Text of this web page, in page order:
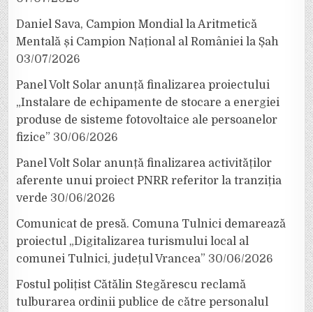
Daniel Sava, Campion Mondial la Aritmetică
Mentală și Campion Național al României la Șah
03/07/2026
Panel Volt Solar anunță finalizarea proiectului
„Instalare de echipamente de stocare a energiei
produse de sisteme fotovoltaice ale persoanelor
fizice” 30/06/2026
Panel Volt Solar anunță finalizarea activităților
aferente unui proiect PNRR referitor la tranziția
verde 30/06/2026
Comunicat de presă. Comuna Tulnici demarează
proiectul „Digitalizarea turismului local al
comunei Tulnici, județul Vrancea” 30/06/2026
Fostul polițist Cătălin Stegărescu reclamă
tulburarea ordinii publice de către personalul